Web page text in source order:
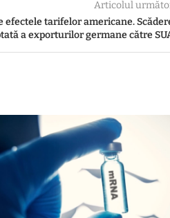
Articolul
efectele tarifelor americane.
a exporturilor germane către